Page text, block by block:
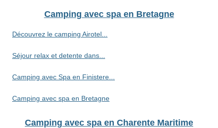
Camping avec spa en Bretagne
Découvrez le camping Airotel...
Séjour relax et detente dans...
Camping avec Spa en Finistere...
Camping avec spa en Bretagne
Camping avec spa en Charente Maritime